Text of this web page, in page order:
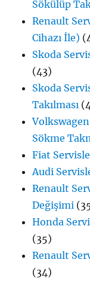
Sökülüp
Renault
Cihazı İle)
Skoda
(43)
Skoda
Takılması
Sökme
Fiat
Audi
Renault
Değişimi
Honda
(35)
Renault
(34)